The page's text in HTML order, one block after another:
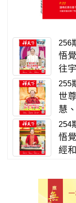
256
悟
往
255
世
慧
254
悟
經